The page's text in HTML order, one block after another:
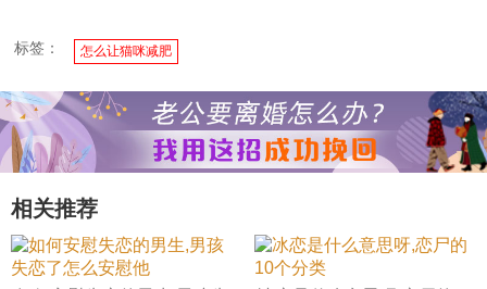
标签： 怎么让猫咪减肥
相关推荐